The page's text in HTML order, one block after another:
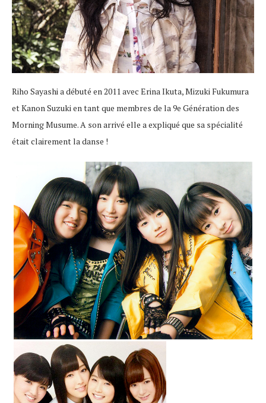
Riho Sayashi a débuté en 2011 avec Erina Ikuta, Mizuki Fukumura
et Kanon Suzuki en tant que membres de la 9e Génération des
Morning Musume. A son arrivé elle a expliqué que sa spécialité
était clairement la danse !